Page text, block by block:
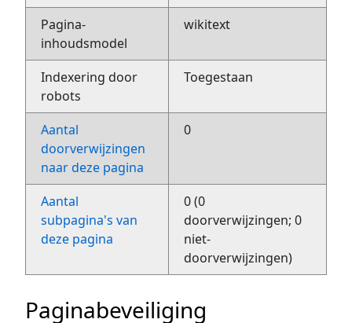
Pagina-
inhoudsmodel
wikitext
Indexering door
robots
Toegestaan
Aantal
doorverwijzingen
naar deze pagina
0
Aantal
subpagina's van
deze pagina
0 (0
doorverwijzingen; 0
niet-
doorverwijzingen)
Paginabeveiliging